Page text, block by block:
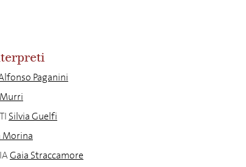
Paganini
Silvia Guelfi
Morina
Gaia Straccamore